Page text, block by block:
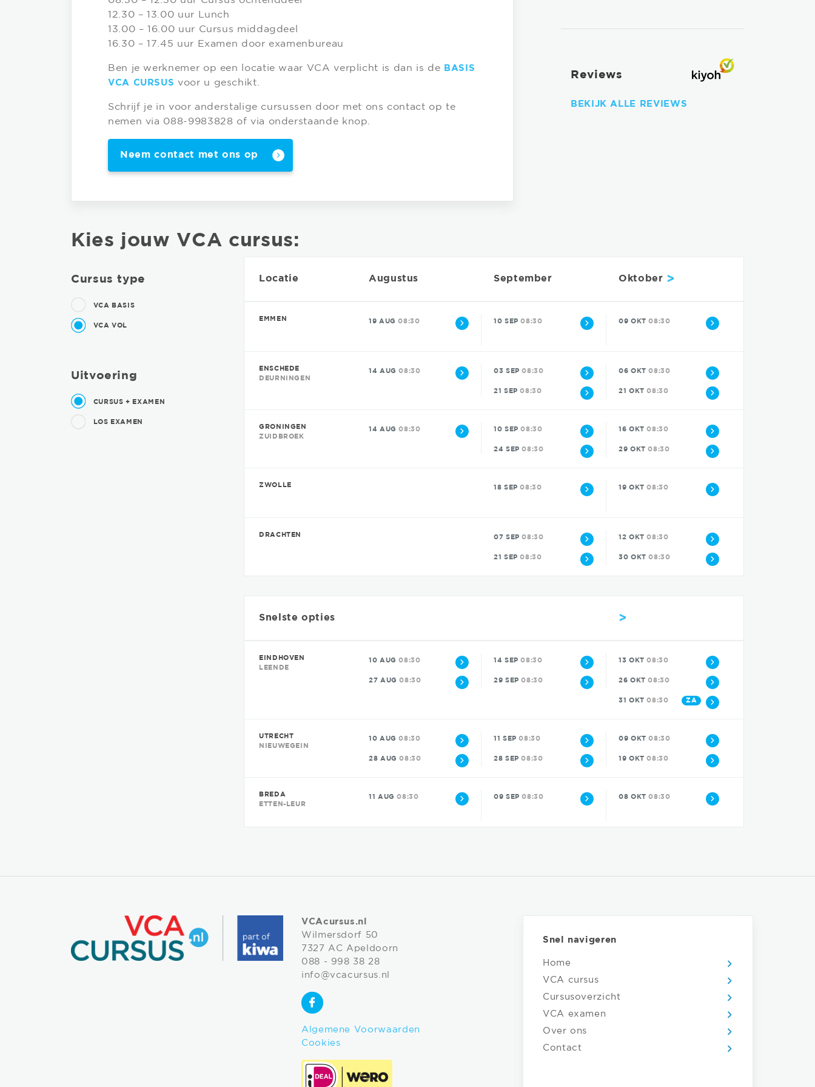
12.30 – 13.00 uur Lunch
13.00 – 16.00 uur Cursus middagdeel
16.30 – 17.45 uur Examen door examenbureau
Ben je werknemer op een locatie waar VCA verplicht is dan is de
BASIS
VCA CURSUS voor u geschikt.
Schrijf je in voor anderstalige cursussen door met ons contact op te
nemen via 088-9983828 of via onderstaande knop.
Neem contact met ons op
Reviews
BEKIJK ALLE REVIEWS
Kies jouw VCA cursus:
Cursus type
VCA BASIS
VCA VOL
Uitvoering
CURSUS + EXAMEN
LOS EXAMEN
Locatie Augustus September Oktober >
EMMEN 19 AUG 08:30 10 SEP 08:30 09 OKT 08:30
ENSCHEDE
DEURNINGEN
14 AUG 08:30 03 SEP 08:30
21 SEP 08:30
06 OKT 08:30
21 OKT 08:30
GRONINGEN
ZUIDBROEK
14 AUG 08:30 10 SEP 08:30
24 SEP 08:30
16 OKT 08:30
29 OKT 08:30
ZWOLLE 18 SEP 08:30 19 OKT 08:30
DRACHTEN 07 SEP 08:30
21 SEP 08:30
12 OKT 08:30
30 OKT 08:30
Snelste opties >
EINDHOVEN
LEENDE
10 AUG 08:30
27 AUG 08:30
14 SEP 08:30
29 SEP 08:30
13 OKT 08:30
26 OKT 08:30
31 OKT 08:30 ZA
UTRECHT
NIEUWEGEIN
10 AUG 08:30
28 AUG 08:30
11 SEP 08:30
28 SEP 08:30
09 OKT 08:30
19 OKT 08:30
BREDA
ETTEN-LEUR
11 AUG 08:30 09 SEP 08:30 08 OKT 08:30
VCAcursus.nl
Wilmersdorf 50
7327 AC Apeldoorn
088 - 998 38 28
info@vcacursus.nl
Algemene Voorwaarden
Cookies
Snel navigeren
Home
VCA cursus
Cursusoverzicht
VCA examen
Over ons
Contact